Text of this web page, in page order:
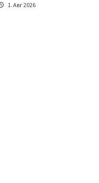
1. Авг 2026